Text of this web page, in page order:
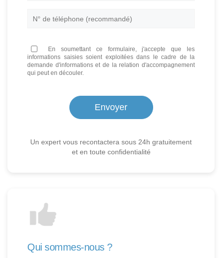
En soumettant ce formulaire, j'accepte que les
informations saisies soient exploitées dans le cadre de la
demande d'informations et de la relation d'accompagnement
qui peut en découler.
Un expert vous recontactera sous 24h gratuitement
et en toute confidentialité
Qui sommes-nous ?